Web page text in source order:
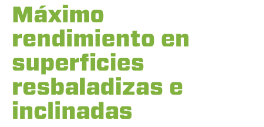
Máximo
rendimiento en
superficies
resbaladizas e
inclinadas